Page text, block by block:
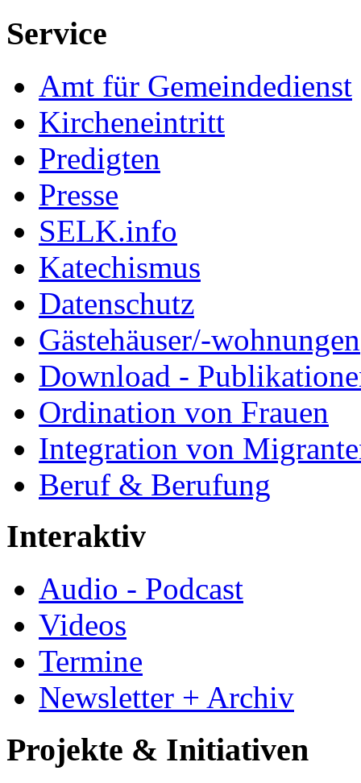
Service
Amt für Gemeindedienst
Kircheneintritt
Predigten
Presse
SELK.info
Katechismus
Datenschutz
Gästehäuser/-wohnungen
Download -
Ordination von Frauen
Integration von
Beruf & Berufung
Interaktiv
Audio - Podcast
Videos
Termine
Newsletter + Archiv
Projekte & Initiativen